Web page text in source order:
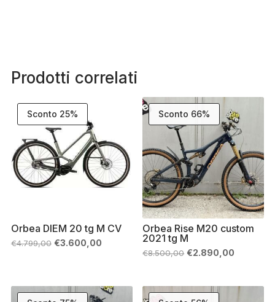
Prodotti correlati
Sconto 25%
Orbea DIEM 20 tg M CV
€4.799,00 Il
€3.600,00Il
Sconto 66%
Orbea Rise M20 custom
2021 tg M
€8.500,00 Il
€8.500,00.
€2.890,00